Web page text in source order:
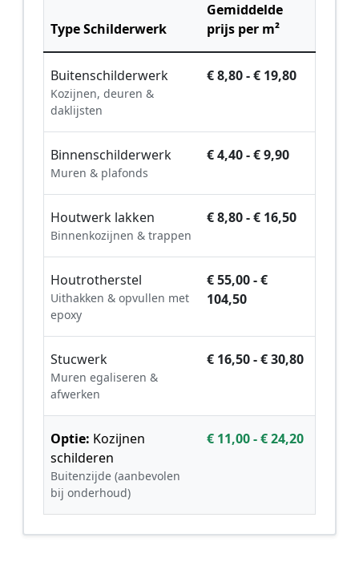
Type Schilderwerk
Gemiddelde
prijs per m²
Buitenschilderwerk
Kozijnen, deuren &
daklijsten
€ 8,80 - € 19,80
Binnenschilderwerk
Muren & plafonds
€ 4,40 - € 9,90
Houtwerk lakken
Binnenkozijnen & trappen
€ 8,80 - € 16,50
Houtrotherstel
Uithakken & opvullen met
epoxy
€ 55,00 - €
104,50
Stucwerk
Muren egaliseren &
afwerken
€ 16,50 - € 30,80
Optie: Kozijnen
schilderen
Buitenzijde (aanbevolen
bij onderhoud)
€ 11,00 - € 24,20